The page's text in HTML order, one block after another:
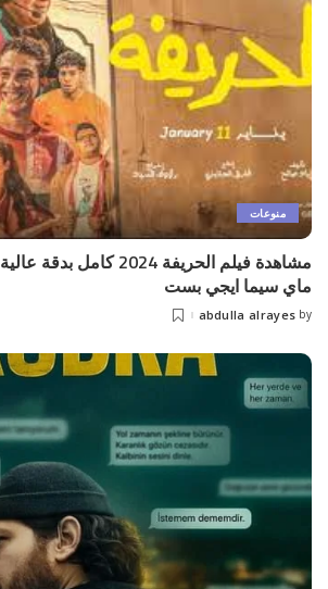
منوعات
ماي سيما ايجي بست
Posted
by
abdulla alrayes